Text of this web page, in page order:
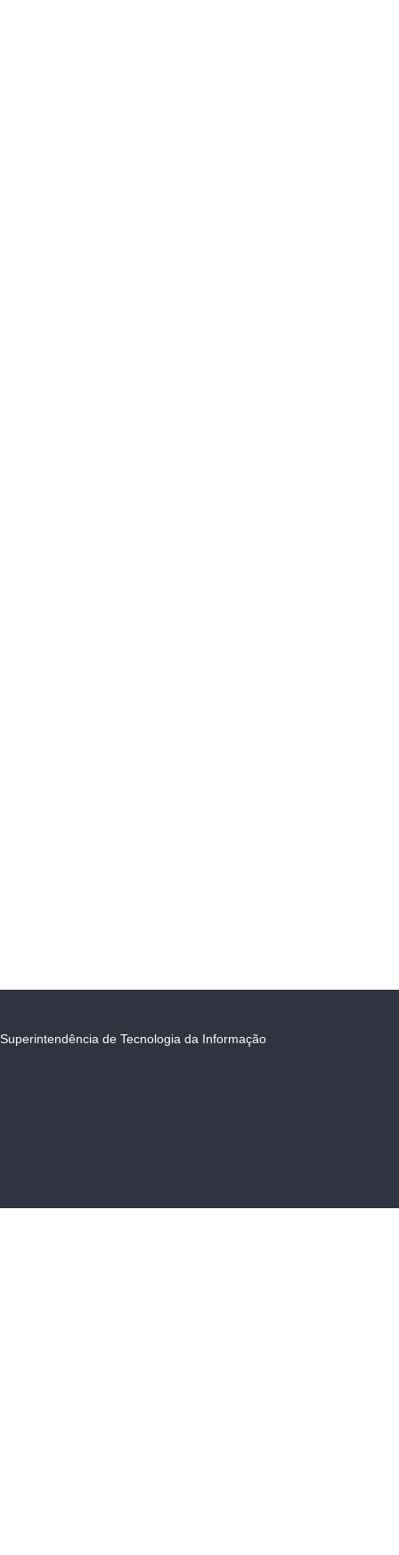
Superintendência de Tecnologia da Informação